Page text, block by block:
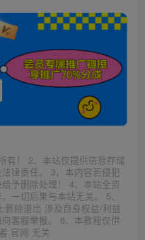
有！ 2、本站仅提供信息存储
律责任。 3、本内容若侵犯
予删除处理！ 4、本站全资
一切后果与本站无关。 5、
删除退出 涉及自身权益/利益
客服举报。 6、本教程仅供
官网 无关